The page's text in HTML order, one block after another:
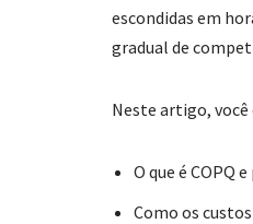
escondidas em
gradual de
Neste artigo, você
O que é COPQ
Como os